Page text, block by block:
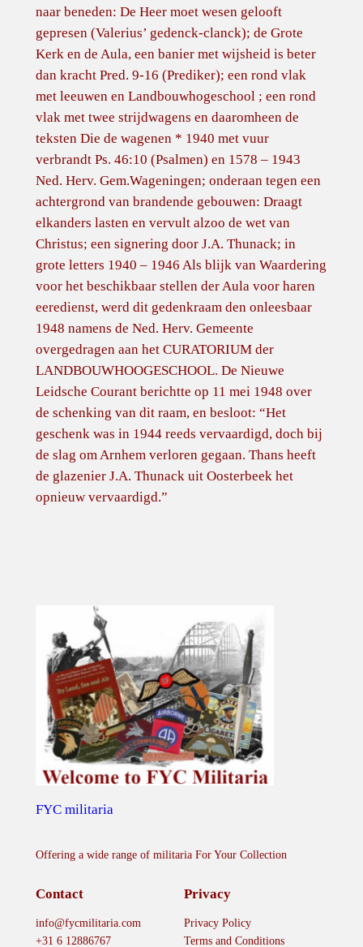
naar beneden: De Heer moet wesen gelooft
gepresen (Valerius’ gedenck-clanck); de Grote
Kerk en de Aula, een banier met wijsheid is beter
dan kracht Pred. 9-16 (Prediker); een rond vlak
met leeuwen en Landbouwhogeschool ; een rond
vlak met twee strijdwagens en daaromheen de
teksten Die de wagenen * 1940 met vuur
verbrandt Ps. 46:10 (Psalmen) en 1578 – 1943
Ned. Herv. Gem.Wageningen; onderaan tegen een
achtergrond van brandende gebouwen: Draagt
elkanders lasten en vervult alzoo de wet van
Christus; een signering door J.A. Thunack; in
grote letters 1940 – 1946 Als blijk van Waardering
voor het beschikbaar stellen der Aula voor haren
eeredienst, werd dit gedenkraam den onleesbaar
1948 namens de Ned. Herv. Gemeente
overgedragen aan het CURATORIUM der
LANDBOUWHOOGESCHOOL. De Nieuwe
Leidsche Courant berichtte op 11 mei 1948 over
de schenking van dit raam, en besloot: “Het
geschenk was in 1944 reeds vervaardigd, doch bij
de slag om Arnhem verloren gegaan. Thans heeft
de glazenier J.A. Thunack uit Oosterbeek het
opnieuw vervaardigd.”
FYC militaria
Offering a wide range of militaria For Your Collection
Contact
info@fycmilitaria.com
+31 6 12886767
Privacy
Privacy Policy
Terms and Conditions